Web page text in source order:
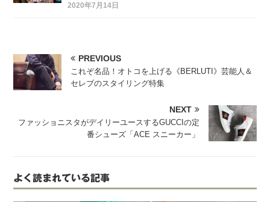
2020年7月14日
PREVIOUS
これぞ名品！オトコを上げる《BERLUTI》芸能人＆
セレブのスタイリング特集
NEXT
ファッショニスタがデイリーユースするGUCCIの定
番シューズ「ACE スニーカー」
よく読まれている記事